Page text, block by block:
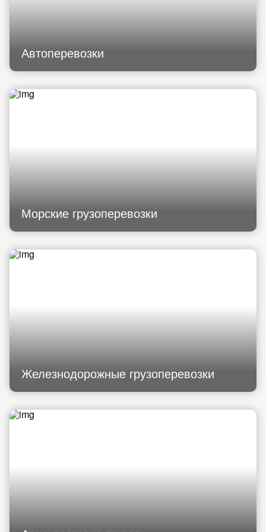
Автоперевозки
Морские грузоперевозки
Железнодорожные грузоперевозки